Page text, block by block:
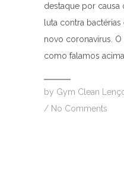
destaque por causa
luta contra
novo coronavírus. O
como falamos
by Gym Clean
/ No Comments